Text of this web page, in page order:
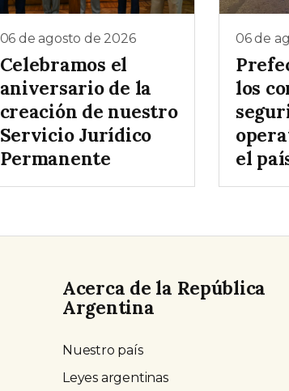
06 de agosto de 2026
Celebramos el
aniversario de la
creación de nuestro
Servicio Jurídico
Permanente
06 de
los
el
Acerca de la República
Argentina
Nuestro país
Leyes argentinas